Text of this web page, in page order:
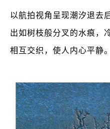
以航拍视角呈现潮汐退去
出如树枝般分叉的水痕，
相互交织，使人内心平静。